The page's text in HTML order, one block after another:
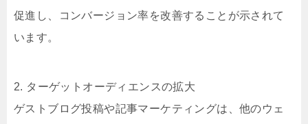
促進し、コンバージョン率を改善することが示されて
います。
2. ターゲットオーディエンスの拡大
ゲストブログ投稿や記事マーケティングは、他のウェ